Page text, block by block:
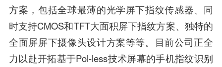
方案，包括全球最薄的光学屏下指纹传感器、同
时支持CMOS和TFT大面积屏下指纹方案、独特的
全面屏屏下摄像头设计方案等等。目前公司正全
力以赴开拓基于Pol-less技术屏幕的手机指纹识别